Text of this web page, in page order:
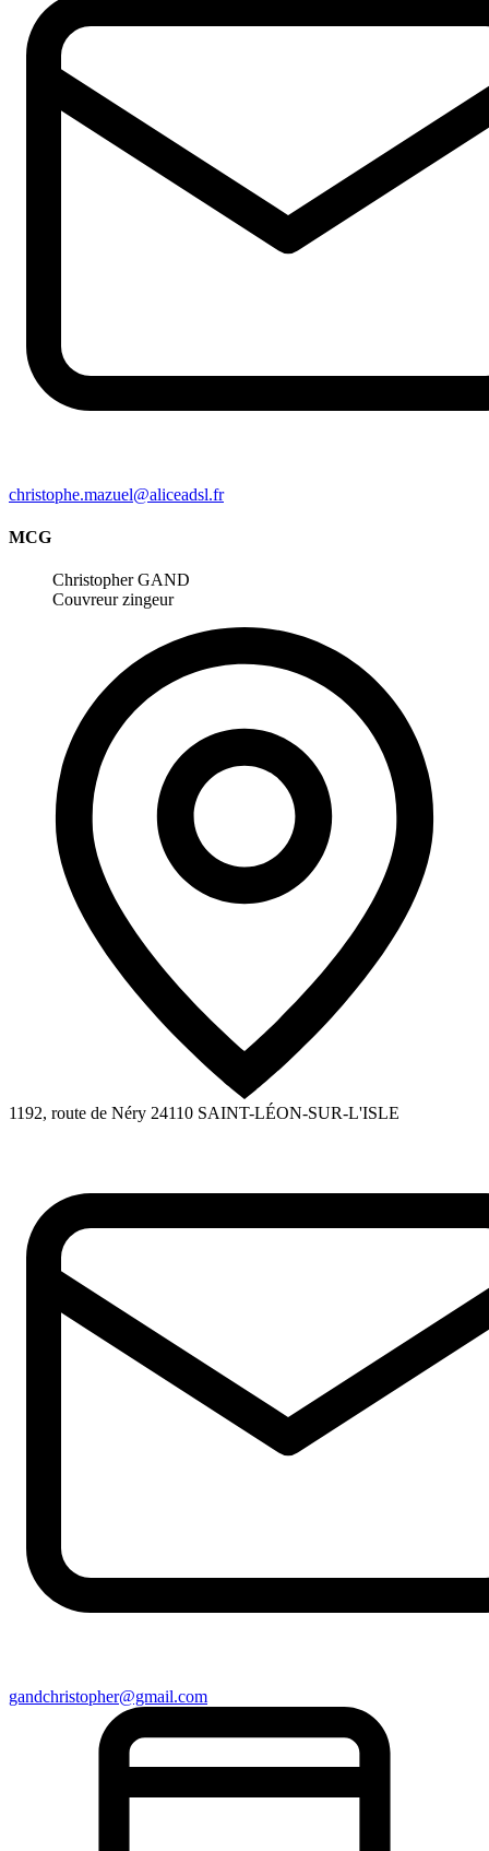
christophe.mazuel@aliceadsl.fr
MCG
Christopher GAND
Couvreur zingeur
1192, route de Néry 24110 SAINT-LÉON-SUR-L'ISLE
gandchristopher@gmail.com